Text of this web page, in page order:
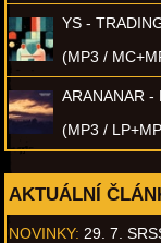
YS -
(MP3 /
ARANANAR -
(MP3 /
AKTUÁLNÍ
NOVINKY: 29. 7.